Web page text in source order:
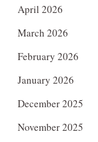
April 2026
March 2026
February 2026
January 2026
December 2025
November 2025